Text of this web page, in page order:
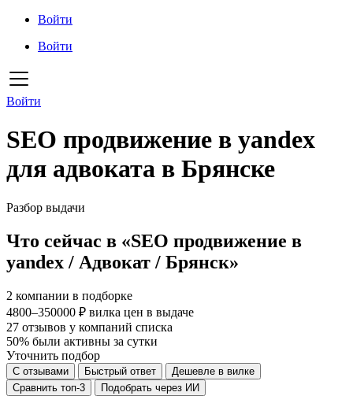
Войти
Войти
Войти
SEO продвижение в yandex
для адвоката в Брянске
Разбор выдачи
Что сейчас в «SEO продвижение в
yandex / Адвокат / Брянск»
2 компании в подборке
4800–350000 ₽ вилка цен в выдаче
27 отзывов у компаний списка
50% были активны за сутки
Уточнить подбор
С отзывами Быстрый ответ
Дешевле в вилке
Сравнить топ-3
Подобрать через ИИ